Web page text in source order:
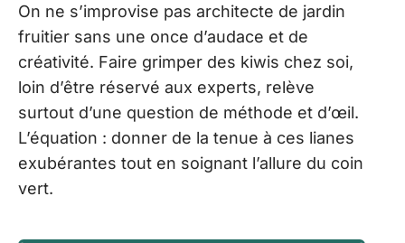
On ne s’improvise pas architecte de jardin
fruitier sans une once d’audace et de
créativité. Faire grimper des kiwis chez soi,
loin d’être réservé aux experts, relève
surtout d’une question de méthode et d’œil.
L’équation : donner de la tenue à ces lianes
exubérantes tout en soignant l’allure du coin
vert.